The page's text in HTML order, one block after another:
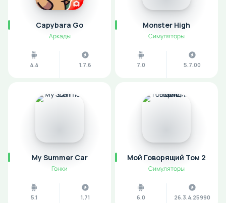
Capybara Go
Аркады
4.4 1.7.6
Monster High
Симуляторы
7.0 5.7.00
My Summer Car
Гонки
5.1 1.71
Мой Говорящий Том 2
Симуляторы
6.0 26.3.4.25990